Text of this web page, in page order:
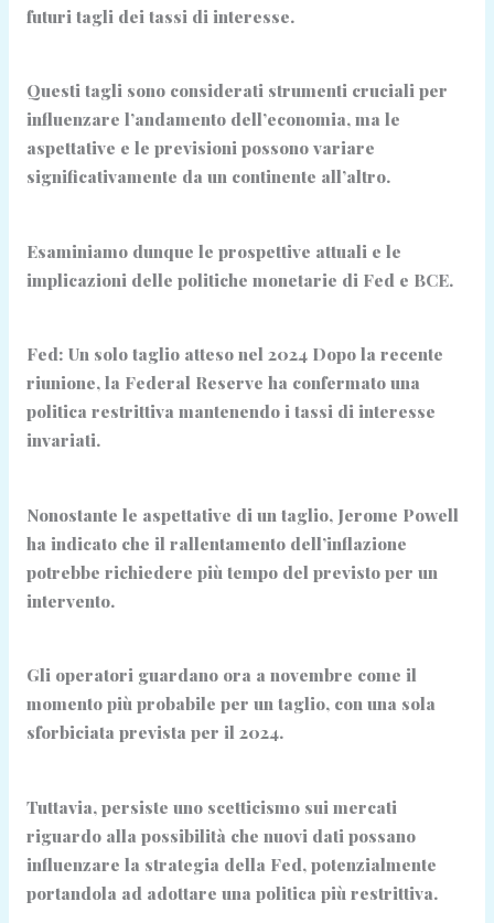
futuri tagli dei tassi di interesse.
Questi tagli sono considerati strumenti cruciali per
influenzare l’andamento dell’economia, ma le
aspettative e le previsioni possono variare
significativamente da un continente all’altro.
Esaminiamo dunque le prospettive attuali e le
implicazioni delle politiche monetarie di Fed e BCE.
Fed: Un solo taglio atteso nel 2024 Dopo la recente
riunione, la Federal Reserve ha confermato una
politica restrittiva mantenendo i tassi di interesse
invariati.
Nonostante le aspettative di un taglio, Jerome Powell
ha indicato che il rallentamento dell’inflazione
potrebbe richiedere più tempo del previsto per un
intervento.
Gli operatori guardano ora a novembre come il
momento più probabile per un taglio, con una sola
sforbiciata prevista per il 2024.
Tuttavia, persiste uno scetticismo sui mercati
riguardo alla possibilità che nuovi dati possano
influenzare la strategia della Fed, potenzialmente
portandola ad adottare una politica più restrittiva.